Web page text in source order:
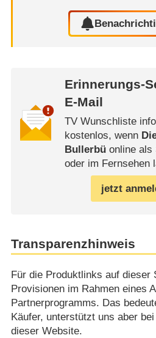
Erinnerungs-
E-Mail
TV Wunschliste
kostenlos, wenn
Bullerbüonline als
oder im Fernsehen
jetzt
Transparenzhinweis
Für die Produktlinks auf dieser
Provisionen im Rahmen eines
Partnerprogramms. Das
Käufer, unterstützt uns aber
dieser Website.